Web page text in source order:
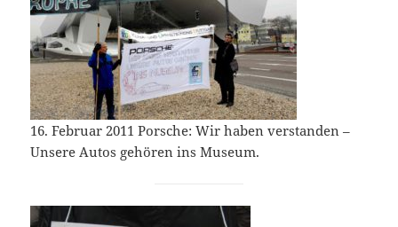
16. Februar 2011 Porsche: Wir haben verstanden –
Unsere Autos gehören ins Museum.